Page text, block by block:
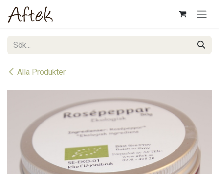
Hoppa till innehåll
Alla Produkter